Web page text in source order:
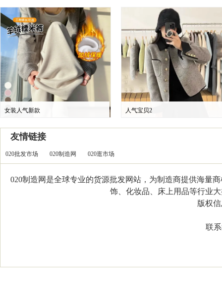
女装人气新款 人气宝贝2
友情链接
020批发市场 020制造网 020逛市场
020制造网是全球专业的货源批发网站，为制造商提供海量
饰、化妆品、床上用品等行业
版权信
联